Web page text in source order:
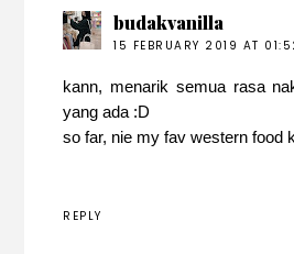
budakvanilla
15 FEBRUARY 2019 AT
kann, menarik semua rasa
yang ada :D
so far, nie my fav western food
REPLY